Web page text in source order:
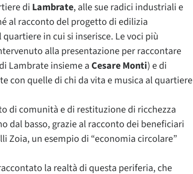
di Lambrate, alle sue radici industriali e
al racconto del progetto di edilizia
in cui si inserisce. Le voci più
alla presentazione per raccontare
Lambrate insieme a Cesare Monti) e di
con quelle di chi da vita e musica al quartiere
di comunità e di restituzione di ricchezza
dal basso, grazie al racconto dei beneficiari
Zoia, un esempio di “economia circolare”
la realtà di questa periferia, che